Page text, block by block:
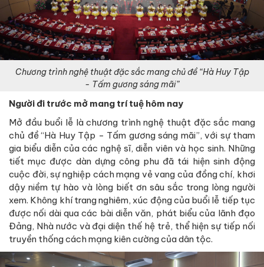
Chương trình nghệ thuật đặc sắc mang chủ đề “Hà Huy Tập
- Tấm gương sáng mãi”
Người đi trước mở mang trí tuệ hôm nay
Mở đầu buổi lễ là chương trình nghệ thuật đặc sắc mang
chủ đề “Hà Huy Tập - Tấm gương sáng mãi”, với sự tham
gia biểu diễn của các nghệ sĩ, diễn viên và học sinh. Những
tiết mục được dàn dựng công phu đã tái hiện sinh động
cuộc đời, sự nghiệp cách mạng vẻ vang của đồng chí, khơi
dậy niềm tự hào và lòng biết ơn sâu sắc trong lòng người
xem. Không khí trang nghiêm, xúc động của buổi lễ tiếp tục
được nối dài qua các bài diễn văn, phát biểu của lãnh đạo
Đảng, Nhà nước và đại diện thế hệ trẻ, thể hiện sự tiếp nối
truyền thống cách mạng kiên cường của dân tộc.